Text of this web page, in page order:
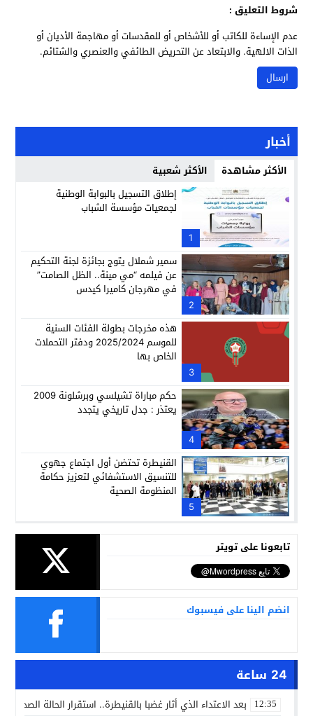
شروط التعليق :
عدم الإساءة للكاتب أو للأشخاص أو للمقدسات أو مهاجمة الأديان أو
الذات الالهية. والابتعاد عن التحريض الطائفي والعنصري والشتائم.
أخبار
الأكثر مشاهدة الأكثر شعبية
1
إطلاق التسجيل بالبوابة الوطنية
لجمعيات مؤسسة الشباب
2
سمير شملال يتوج بجائزة لجنة التحكيم
عن فيلمه “مي مينة.. الظل الصامت”
في مهرجان كاميرا كيدس
3
هذه مخرجات بطولة الفئات السنية
للموسم 2025/2024 ودفتر التحملات
الخاص بها
4
حكم مباراة تشيلسي وبرشلونة 2009
يعتذر : جدل تاريخي يتجدد
5
القنيطرة تحتضن أول اجتماع جهوي
للتنسيق الاستشفائي لتعزيز حكامة
المنظومة الصحية
تابعونا على تويتر
انضم الينا على فيسبوك
24 ساعة
12:35 بعد الاعتداء الذي أثار غضبا بالقنيطرة.. استقرار الحالة